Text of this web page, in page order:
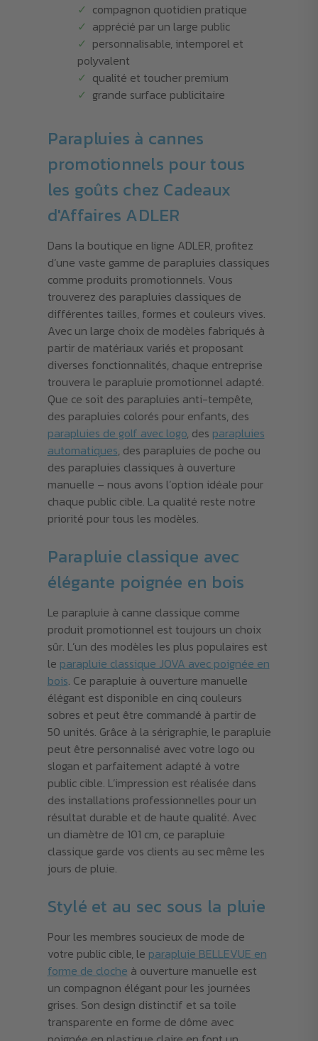
compagnon quotidien pratique
apprécié par un large public
personnalisable, intemporel et
polyvalent
qualité et toucher premium
grande surface publicitaire
Parapluies à cannes
promotionnels pour tous
les goûts chez Cadeaux
d'Affaires ADLER
Dans la boutique en ligne ADLER, profitez
d’une vaste gamme de parapluies classiques
comme produits promotionnels. Vous
trouverez des parapluies classiques de
différentes tailles, formes et couleurs vives.
Avec un large choix de modèles fabriqués à
partir de matériaux variés et proposant
diverses fonctionnalités, chaque entreprise
trouvera le parapluie promotionnel adapté.
Que ce soit des parapluies anti-tempête,
des parapluies colorés pour enfants, des
parapluies de golf avec logo, des parapluies
automatiques, des parapluies de poche ou
des parapluies classiques à ouverture
manuelle – nous avons l’option idéale pour
chaque public cible. La qualité reste notre
priorité pour tous les modèles.
Parapluie classique avec
élégante poignée en bois
Le parapluie à canne classique comme
produit promotionnel est toujours un choix
sûr. L’un des modèles les plus populaires est
le parapluie classique JOVA avec poignée en
bois. Ce parapluie à ouverture manuelle
élégant est disponible en cinq couleurs
sobres et peut être commandé à partir de
50 unités. Grâce à la sérigraphie, le parapluie
peut être personnalisé avec votre logo ou
slogan et parfaitement adapté à votre
public cible. L’impression est réalisée dans
des installations professionnelles pour un
résultat durable et de haute qualité. Avec
un diamètre de 101 cm, ce parapluie
classique garde vos clients au sec même les
jours de pluie.
Stylé et au sec sous la pluie
Pour les membres soucieux de mode de
votre public cible, le parapluie BELLEVUE en
forme de cloche à ouverture manuelle est
un compagnon élégant pour les journées
grises. Son design distinctif et sa toile
transparente en forme de dôme avec